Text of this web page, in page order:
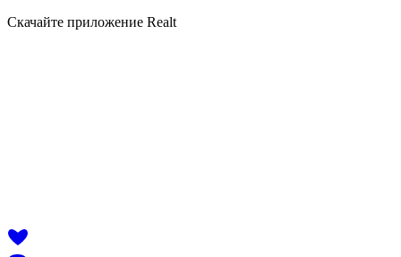
Скачайте приложение Realt